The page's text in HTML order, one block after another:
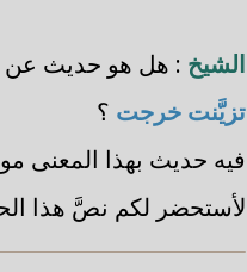
الشيخ : هل هو حديث عن
تزيَّنت خرجت ؟
فيه حديث بهذا المعنى
لأستحضر لكم نصَّ هذا